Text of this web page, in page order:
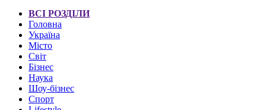
ВСІ РОЗДІЛИ
Головна
Україна
Місто
Світ
Бізнес
Наука
Шоу-бізнес
Спорт